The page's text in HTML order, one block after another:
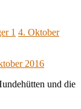
1 4. Oktober
und die